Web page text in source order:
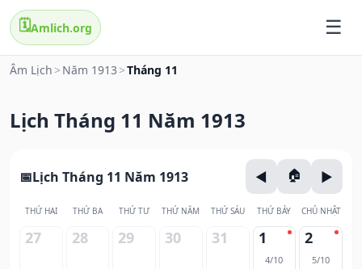
🗓️Amlich.org
Âm Lịch > Năm 1913 >Tháng 11
Lịch Tháng 11 Năm 1913
Lịch Tháng 11 Năm 1913
THỨ HAI THỨ BA THỨ TƯ THỨ NĂM THỨ SÁU THỨ BẢY CHỦ NHẬT
27 28 29 30 31 1
4/10
2
5/10